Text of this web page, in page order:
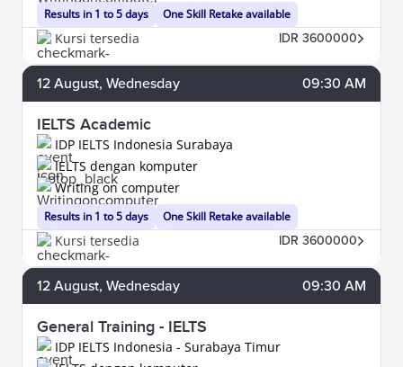
Results in 1 to 5 days One Skill Retake available
Kursi tersedia IDR 3600000
12 August, Wednesday 09:30 AM
IELTS Academic
IDP IELTS Indonesia Surabaya
Results in 1 to 5 days
IELTS dengan komputer
Writing on computer
One Skill Retake available
Kursi tersedia IDR 3600000
12 August, Wednesday 09:30 AM
General Training - IELTS
IDP IELTS Indonesia - Surabaya Timur